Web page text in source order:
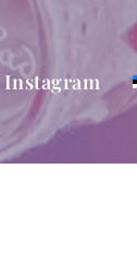
Instagram